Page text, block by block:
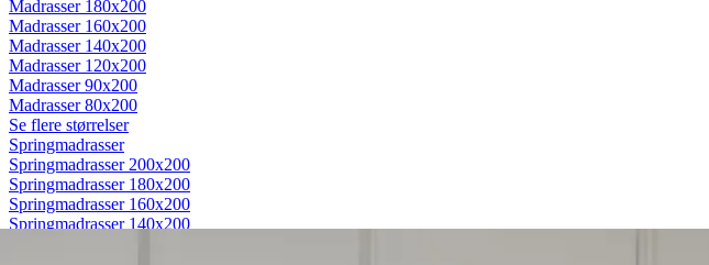
Madrasser 180x200
Madrasser 160x200
Madrasser 140x200
Madrasser 120x200
Madrasser 90x200
Madrasser 80x200
Se flere størrelser
Springmadrasser
Springmadrasser 200x200
Springmadrasser 180x200
Springmadrasser 160x200
Springmadrasser 140x200